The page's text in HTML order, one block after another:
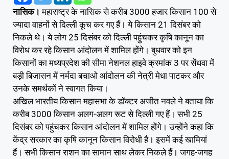
नासिक। महाराष्ट्र के नासिक से करीब 3000 हजार किसान 100 से
ज्यादा वाहनों से दिल्ली कूच कर गए हैं। ये किसान 21 दिसंबर को
निकले थे। ये लोग 25 दिसंबर को दिल्ली पहुंचकर कृषि कानून का
विरोध कर रहे किसान आंदोलन में शामिल होंगे। बुधवार को इन
किसानों का मध्यप्रदेश की सीमा नेशनल हाइवे क्रमांक 3 पर सेंधवा में
बड़ी बिजासन में नर्मदा बचाओ आंदोलन की नेत्री मेधा पाटकर और
उनके समर्थकों ने स्वागत किया।
अखिल भारतीय किसान महासभा के डॉक्टर अजीत नवले ने बताया कि
करीब 3000 किसान अलग-अलग रूट से दिल्ली गए हैं। सभी 25
दिसंबर को पहुंचकर किसान आंदोलन में शामिल होंगे। उन्होंने कहा कि
केंद्र सरकार का कृषि कानून किसान विरोधी है। इसमें कई खामियां
हैं। सभी किसान राशन का सामान साथ लेकर निकले हैं। जगह-जगह